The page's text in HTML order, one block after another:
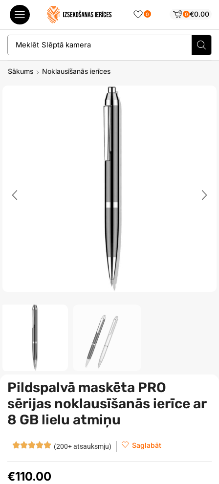
0 0 €0.00
Meklēt Slēptā kamera
Sākums Noklausīšanās ierīces
Pildspalvā maskēta PRO
sērijas noklausīšanās ierīce ar
8 GB lielu atmiņu
(200+ atsauksmju) Saglabāt
€110.00